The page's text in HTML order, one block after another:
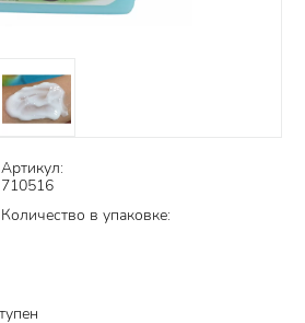
Артикул:
710516
Количество в упаковке: